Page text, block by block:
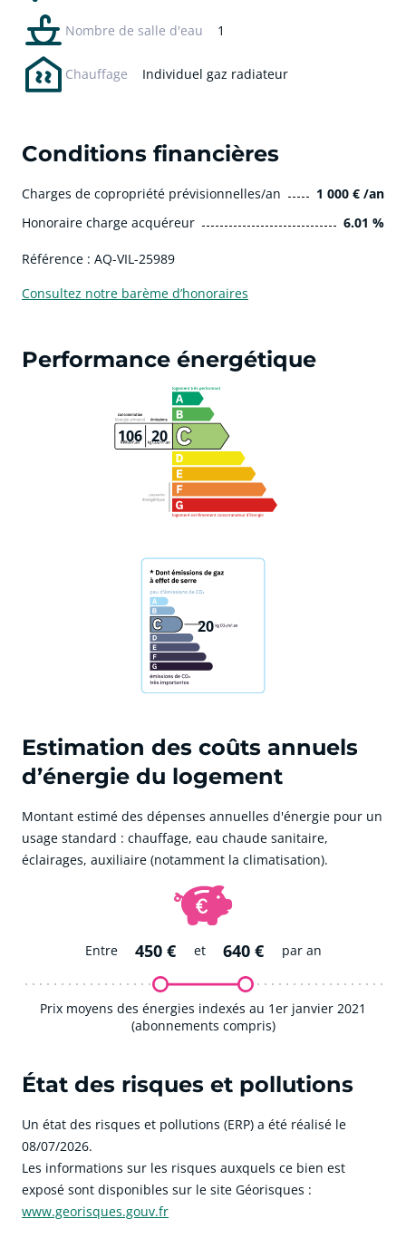
Nombre de salle d'eau 1
Chauffage Individuel gaz radiateur
Conditions financières
Charges de copropriété prévisionnelles/an
1 000 € /an
Honoraire charge acquéreur
6.01 %
Référence : AQ-VIL-25989
Consultez notre barème d’honoraires
Performance énergétique
106 20
20
Estimation des coûts annuels
d’énergie du logement
Montant estimé des dépenses annuelles d'énergie pour un
usage standard : chauffage, eau chaude sanitaire,
éclairages, auxiliaire (notamment la climatisation).
Entre 450 € et 640 € par an
Prix moyens des énergies indexés au 1er janvier 2021
(abonnements compris)
État des risques et pollutions
Un état des risques et pollutions (ERP) a été réalisé le
08/07/2026.
Les informations sur les risques auxquels ce bien est
exposé sont disponibles sur le site Géorisques :
www.georisques.gouv.fr